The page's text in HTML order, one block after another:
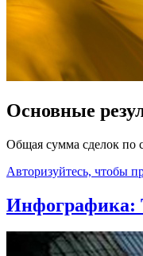
Основные
Общая сумма сделок по
Авторизуйтесь, чтобы
Инфографика: